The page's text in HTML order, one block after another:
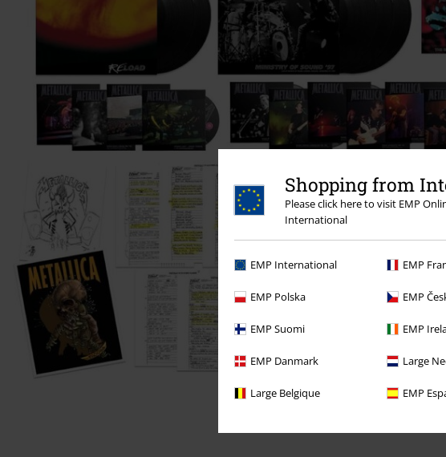
Shopping from
Please click here to visit EMP
International
EMP International EMP
EMP Polska EMP
EMP Suomi EMP
EMP Danmark Large
Large Belgique EMP